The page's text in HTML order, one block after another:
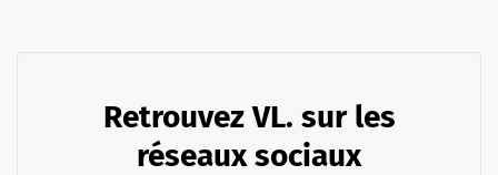
Retrouvez VL. sur les
réseaux sociaux